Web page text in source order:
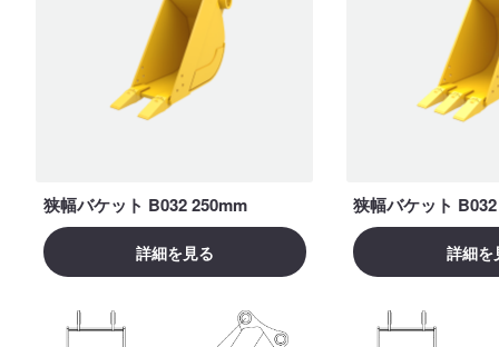
狭幅バケット B032 250mm
詳細を見る
狭幅バケット
詳細を